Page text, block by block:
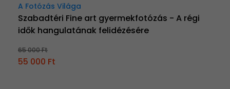
A Fotózás Világa
Szabadtéri Fine art gyermekfotózás - A régi
idők hangulatának felidézésére
65 000 Ft
55 000 Ft